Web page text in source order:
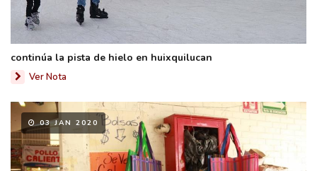
continúa la pista de hielo en huixquilucan
Ver Nota
03 JAN 2020